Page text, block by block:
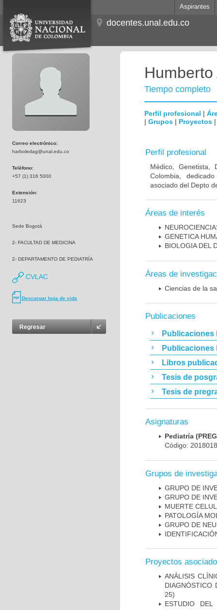
Aspirantes
docentes.unal.edu.co
Correo electrónico:
harboledag@unal.edu.co
Teléfono:
+57 (1) 316 5000
Extensión:
11623
Sede Bogotá
2- FACULTAD DE MEDICINA
2- DEPARTAMENTO DE PEDIATRÍA
CVLAC
Descargar hoja de vida
Regresar
Tiempo completo
Perfil profesional |
| Grupos | Proyectos
Perfil profesional
Médico, Genetista,
Colombia,
asociado del Depto
Áreas de interés
GENETICA
BIOLOGIA DEL
Áreas de
Ciencias de la
Publicaciones
Publicaciones
Publicaciones
Libros
Tesis de
Tesis de
Asignaturas
Pediatría
Código:
Grupos de
GRUPO DE
GRUPO DE
MUERTE
PATOLOGÍA
GRUPO DE
Proyectos
ANÁLISIS
DIAGNÓSTICO
25)
ESTUDIO